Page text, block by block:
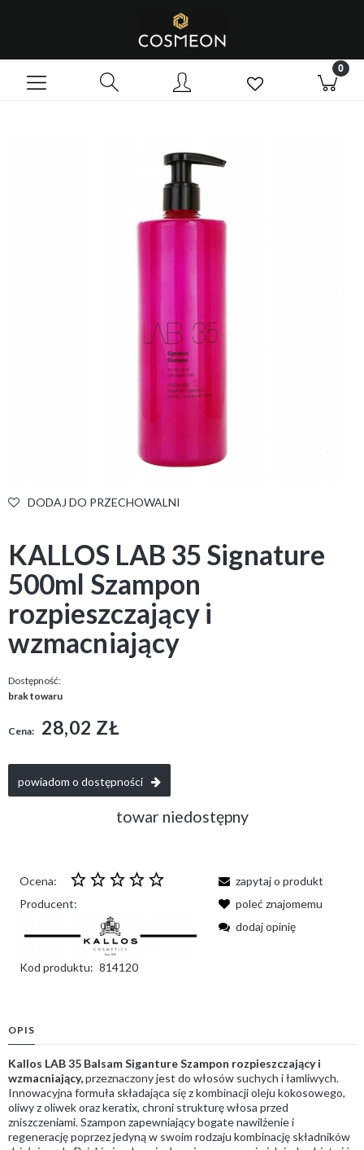
DODAJ DO PRZECHOWALNI
KALLOS LAB 35 Signature
500ml Szampon
rozpieszczający i
wzmacniający
Dostępność:
brak towaru
Cena: 28,02 ZŁ
powiadom o dostępności
towar niedostępny
Ocena:
Producent:
Kod produktu: 814120
zapytaj o produkt
poleć znajomemu
dodaj opinię
OPIS
Kallos LAB 35 Balsam Siganture Szampon rozpieszczający i
wzmacniający,przeznaczony jest do włosów suchych i łamliwych.
Innowacyjna formuła składająca się z kombinacji oleju kokosowego,
oliwy z oliwek oraz keratix, chroni strukturę włosa przed
zniszczeniami. Szampon zapewniający bogate nawilżenie i
regenerację poprzez jedyną w swoim rodzaju kombinację składników